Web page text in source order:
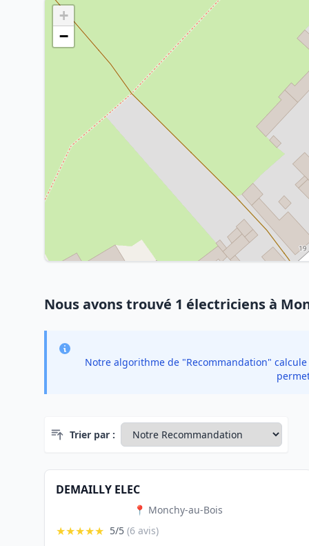
+
−
Nous avons trouvé 1 électriciens à
Notre algorithme de "Recommandation"
Trier par :
DEMAILLY ELEC
📍 Monchy-au-Bois
★★★★★ 5/5 (6 avis)